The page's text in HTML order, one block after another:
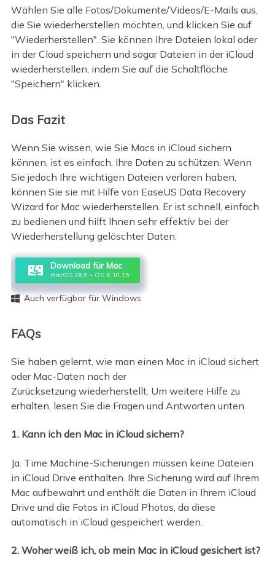
Wählen Sie alle Fotos/Dokumente/Videos/E-Mails aus,
die Sie wiederherstellen möchten, und klicken Sie auf
"Wiederherstellen". Sie können Ihre Dateien lokal oder
in der Cloud speichern und sogar Dateien in der iCloud
wiederherstellen, indem Sie auf die Schaltfläche
"Speichern" klicken.
Das Fazit
Wenn Sie wissen, wie Sie Macs in iCloud sichern
können, ist es einfach, Ihre Daten zu schützen. Wenn
Sie jedoch Ihre wichtigen Dateien verloren haben,
können Sie sie mit Hilfe von EaseUS Data Recovery
Wizard for Mac wiederherstellen. Er ist schnell, einfach
zu bedienen und hilft Ihnen sehr effektiv bei der
Wiederherstellung gelöschter Daten.
Download für Mac
macOS 26.5 ~ OS X 10.15
 Auch verfügbar für Windows
FAQs
Sie haben gelernt, wie man einen Mac in iCloud sichert
oder Mac-Daten nach der
Zurücksetzung wiederherstellt. Um weitere Hilfe zu
erhalten, lesen Sie die Fragen und Antworten unten.
1. Kann ich den Mac in iCloud sichern?
Ja. Time Machine-Sicherungen müssen keine Dateien
in iCloud Drive enthalten. Ihre Sicherung wird auf Ihrem
Mac aufbewahrt und enthält die Daten in Ihrem iCloud
Drive und die Fotos in iCloud Photos, da diese
automatisch in iCloud gespeichert werden.
2. Woher weiß ich, ob mein Mac in iCloud gesichert ist?